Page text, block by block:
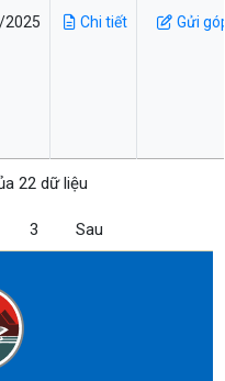
Chi tiết Gửi
22 dữ liệu
3 Sau